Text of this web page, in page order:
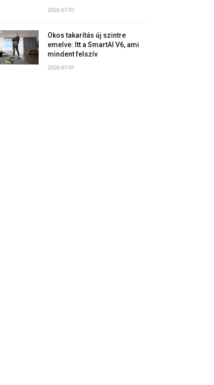
2026-07-07
Okos takarítás új szintre
emelve: Itt a SmartAI V6, ami
mindent felszív
2026-07-01